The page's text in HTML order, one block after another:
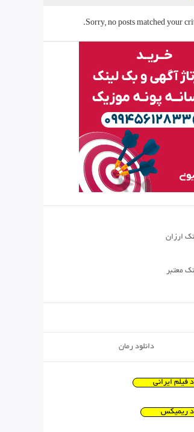
Sorry, no posts matched your
ارزان
معتبر
دانلود رمان
فیلم ایرانی
ریمیکس